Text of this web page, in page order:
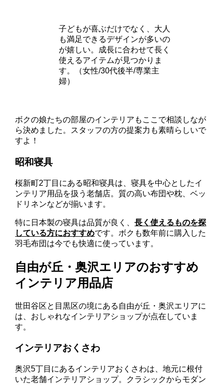
子どもが喜ぶだけでなく、大人
も満足できるデザインが多いの
が嬉しい。成長に合わせて長く
使えるアイテムが見つかりま
す。（女性/30代後半/専業主
婦）
ボクの娘たちの部屋のインテリアもここで相談しなが
ら決めました。スタッフの方の提案力も素晴らしいで
すよ！
昭和寝具
桜新町2丁目にある昭和寝具は、寝具を中心としたイ
ンテリア用品を扱う老舗店。質の高い布団や枕、ベッ
ドリネンなどが揃います。
特に日本製の寝具は品質が良く、長く使えるものを探
している方におすすめです。ボクも数年前に購入した
羽毛布団は今でも快適に使っています。
自由が丘・奥沢エリアのおすすめ
インテリア用品店
世田谷区と目黒区の境にある自由が丘・奥沢エリアに
は、おしゃれなインテリアショップが点在していま
す。
インテリアおくさわ
奥沢5丁目にあるインテリアおくさわは、地元に根付
いた老舗インテリアショップ。クラシックからモダン